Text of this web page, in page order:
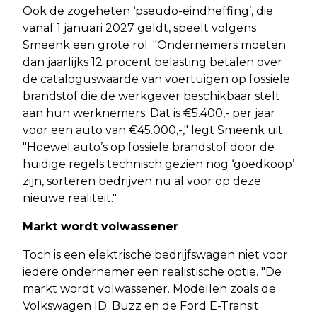
Ook de zogeheten ‘pseudo-eindheffing’, die
vanaf 1 januari 2027 geldt, speelt volgens
Smeenk een grote rol. "Ondernemers moeten
dan jaarlijks 12 procent belasting betalen over
de cataloguswaarde van voertuigen op fossiele
brandstof die de werkgever beschikbaar stelt
aan hun werknemers. Dat is €5.400,- per jaar
voor een auto van €45.000,-," legt Smeenk uit.
"Hoewel auto’s op fossiele brandstof door de
huidige regels technisch gezien nog ‘goedkoop’
zijn, sorteren bedrijven nu al voor op deze
nieuwe realiteit."
Markt wordt volwassener
Toch is een elektrische bedrijfswagen niet voor
iedere ondernemer een realistische optie. "De
markt wordt volwassener. Modellen zoals de
Volkswagen ID. Buzz en de Ford E-Transit